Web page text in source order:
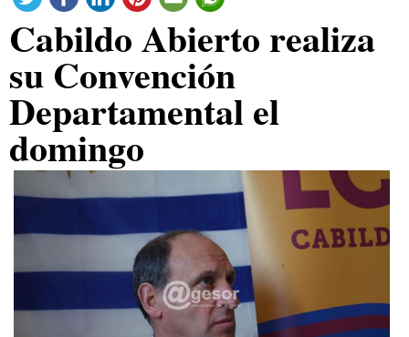
Cabildo Abierto realiza
su Convención
Departamental el
domingo